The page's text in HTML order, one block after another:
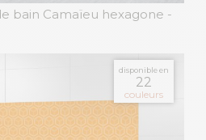
bain Camaïeu hexagone -
disponible en
22
couleurs